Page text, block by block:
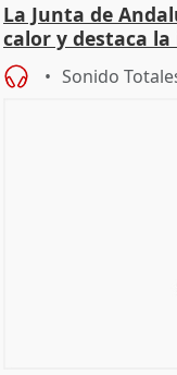
La Junta de
calor y destaca
Sonido